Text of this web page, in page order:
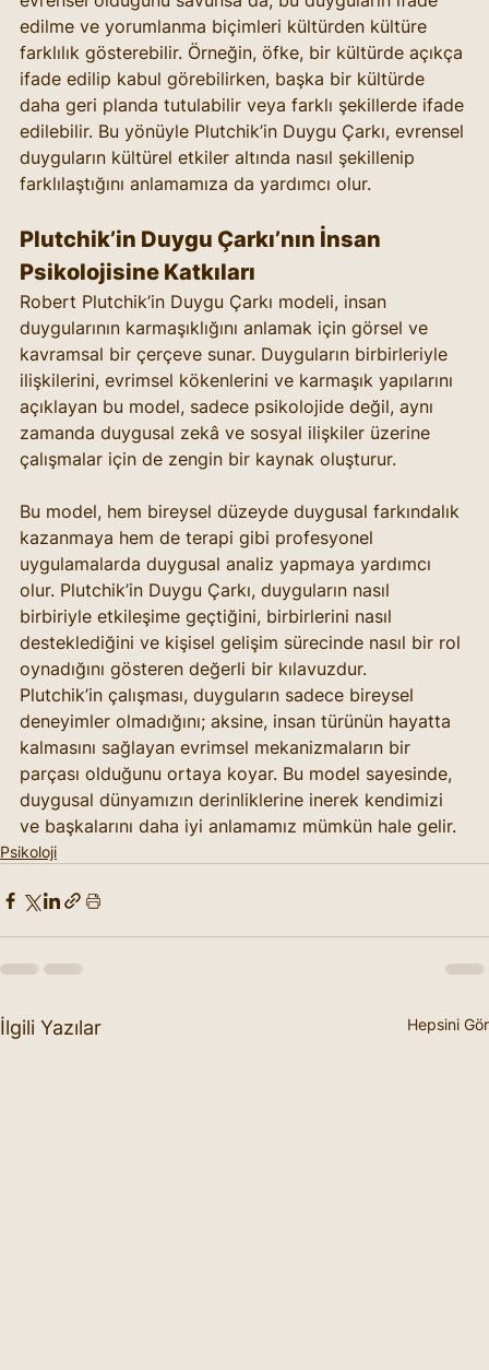
edilme ve yorumlanma biçimleri kültürden kültüre
farklılık gösterebilir. Örneğin, öfke, bir kültürde açıkça
ifade edilip kabul görebilirken, başka bir kültürde
daha geri planda tutulabilir veya farklı şekillerde ifade
edilebilir. Bu yönüyle Plutchik’in Duygu Çarkı, evrensel
duyguların kültürel etkiler altında nasıl şekillenip
farklılaştığını anlamamıza da yardımcı olur.
Plutchik’in Duygu Çarkı’nın İnsan
Psikolojisine Katkıları
Robert Plutchik’in Duygu Çarkı modeli, insan
duygularının karmaşıklığını anlamak için görsel ve
kavramsal bir çerçeve sunar. Duyguların birbirleriyle
ilişkilerini, evrimsel kökenlerini ve karmaşık yapılarını
açıklayan bu model, sadece psikolojide değil, aynı
zamanda duygusal zekâ ve sosyal ilişkiler üzerine
çalışmalar için de zengin bir kaynak oluşturur.
Bu model, hem bireysel düzeyde duygusal farkındalık
kazanmaya hem de terapi gibi profesyonel
uygulamalarda duygusal analiz yapmaya yardımcı
olur. Plutchik’in Duygu Çarkı, duyguların nasıl
birbiriyle etkileşime geçtiğini, birbirlerini nasıl
desteklediğini ve kişisel gelişim sürecinde nasıl bir rol
oynadığını gösteren değerli bir kılavuzdur.
Plutchik’in çalışması, duyguların sadece bireysel
deneyimler olmadığını; aksine, insan türünün hayatta
kalmasını sağlayan evrimsel mekanizmaların bir
parçası olduğunu ortaya koyar. Bu model sayesinde,
duygusal dünyamızın derinliklerine inerek kendimizi
ve başkalarını daha iyi anlamamız mümkün hale gelir.
Psikoloji
İlgili Yazılar Hepsini Gör